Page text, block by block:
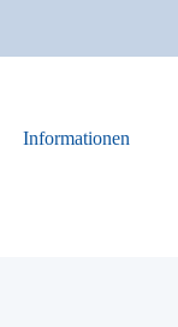
Informationen